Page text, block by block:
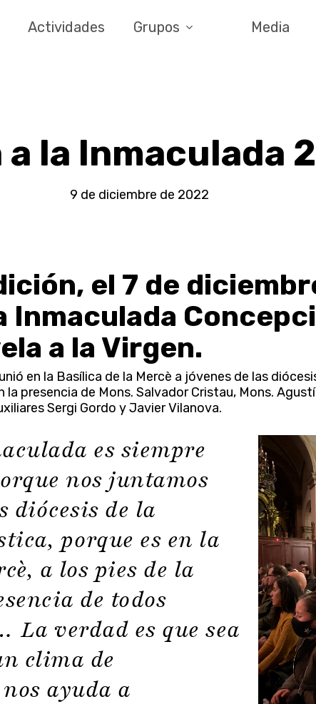
Actividades Grupos Media
la Inmaculada
9 de diciembre de 2022
el 7 de
Inmaculada
a la Virgen.
en la Basílica de la Mercè a jóvenes de las
presencia de Mons. Salvador Cristau, Mons.
Sergi Gordo y Javier Vilanova.
es siempre
nos juntamos
diócesis de la
porque es en la
a los pies de la
de todos
La verdad es que sea
clima de
ayuda a